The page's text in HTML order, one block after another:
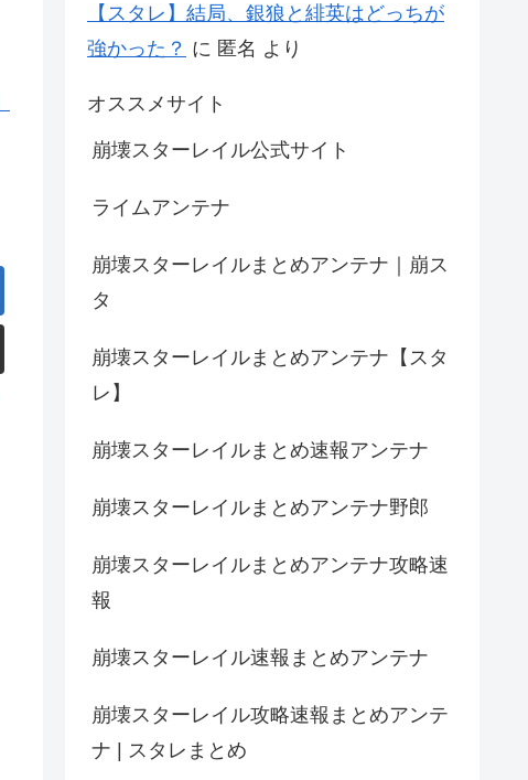
【スタレ】結局、銀狼と緋英はどっちが
強かった？ に 匿名 より
オススメサイト
崩壊スターレイル公式サイト
ライムアンテナ
崩壊スターレイルまとめアンテナ｜崩ス
タ
崩壊スターレイルまとめアンテナ【スタ
レ】
崩壊スターレイルまとめ速報アンテナ
崩壊スターレイルまとめアンテナ野郎
崩壊スターレイルまとめアンテナ攻略速
報
崩壊スターレイル速報まとめアンテナ
崩壊スターレイル攻略速報まとめアンテ
ナ | スタレまとめ